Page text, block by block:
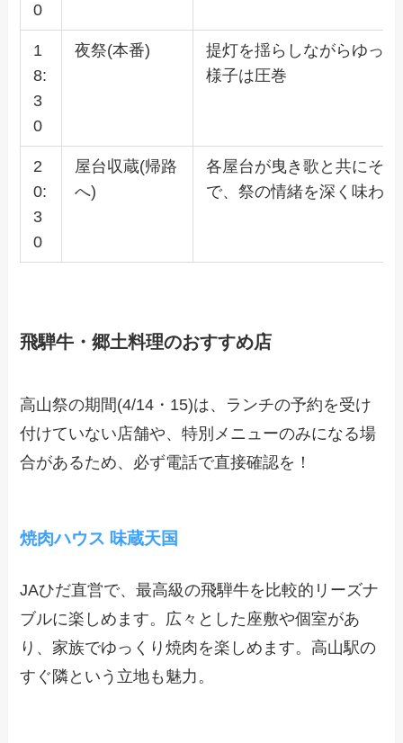
0
1
8:
3
0
夜祭(本番)
提灯を揺らしながらゆっ
様子は圧巻
2
0:
3
0
屋台収蔵(帰路
へ)
各屋台が曳き歌と共にそ
で、祭の情緒を深く味わ
飛騨牛・郷土料理のおすすめ店
高山祭の期間(4/14・15)は、ランチの予約を受け
付けていない店舗や、特別メニューのみになる場
合があるため、必ず電話で直接確認を！
焼肉ハウス 味蔵天国
JAひだ直営で、最高級の飛騨牛を比較的リーズナ
ブルに楽しめます。広々とした座敷や個室があ
り、家族でゆっくり焼肉を楽しめます。高山駅の
すぐ隣という立地も魅力。